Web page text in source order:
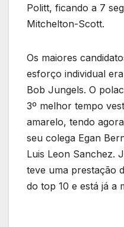
Politt, ficando a 7
Mitchelton-Scott.
Os maiores
esforço individual
Bob Jungels. O
3º melhor tempo
amarelo, tendo
seu colega Egan
Luis Leon Sanchez.
teve uma prestação
do top 10 e está já a